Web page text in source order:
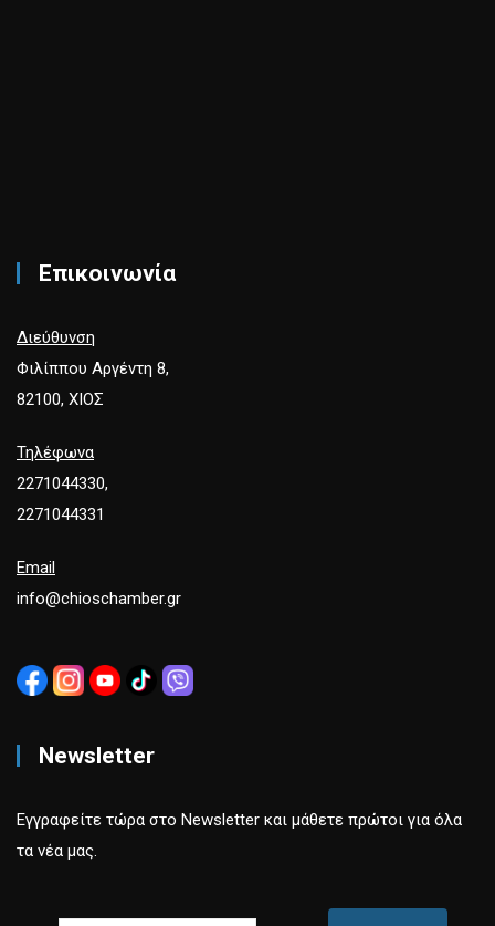
Επικοινωνία
Διεύθυνση
Φιλίππου Αργέντη 8,
82100, ΧΙΟΣ
Τηλέφωνα
2271044330,
2271044331
Email
info@chioschamber.gr
Newsletter
Εγγραφείτε τώρα στο Newsletter και μάθετε πρώτοι για όλα
τα νέα μας.